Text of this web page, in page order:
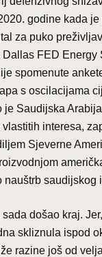
godine kada
za puko
FED Energy
spomenute
s oscilacijama
je Saudijska
interesa,
Sjeverne
nauštrb saudijskog
došao kraj.
skliznula ispod
razine još od